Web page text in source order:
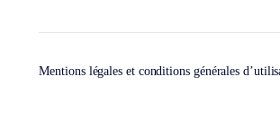
Mentions légales et conditions générales